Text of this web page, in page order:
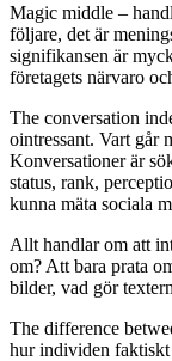
Magic middle –
följare, det är
signifikansen är
företagets närvaro
The conversation
ointressant. Vart går
Konversationer är
status, rank,
kunna mäta sociala
Allt handlar om att
om? Att bara prata
bilder, vad gör
The difference
hur individen